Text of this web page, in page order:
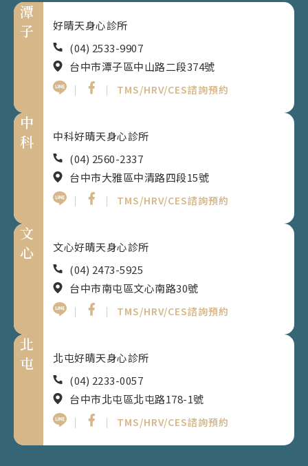
潭
子
好晴天身心診所
(04) 2533-9907
台中市潭子區中山路二段374號
｜
｜ TMS/HRV/CES諮詢預約
中
科
中科好晴天身心診所
(04) 2560-2337
台中市大雅區中清路四段15號
｜
｜ TMS/HRV/CES諮詢預約
文
心
文心好晴天身心診所
(04) 2473-5925
台中市南屯區文心南路30號
｜
｜ TMS/HRV/CES諮詢預約
北
屯
北屯好晴天身心診所
(04) 2233-0057
台中市北屯區北屯路178-1號
｜
｜ TMS/HRV/CES諮詢預約